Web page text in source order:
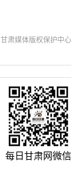
甘肃媒体版权保护中心
每日甘肃网微信